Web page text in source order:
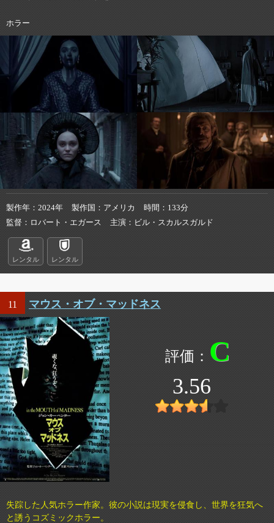
ホラー
製作年 2024年 製作国 アメリカ 時間
133分
監督
ロバート・エガース 主演 ビル・スカルスガルド
レンタル レンタル
11 マウス・オブ・マッドネス
C
3.56
失踪した人気ホラー作家。彼の小説は現実を侵食し、世界を狂気へ
と誘うコズミックホラー。